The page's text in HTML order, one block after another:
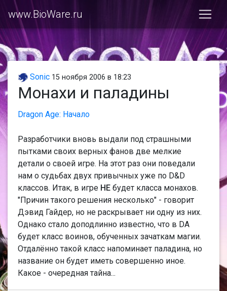
www.BioWare.ru
Sonic 15 ноября 2006 в 18:23
Монахи и паладины
Dragon Age: Начало
Разработчики вновь выдали под страшными
пытками своих верных фанов две мелкие
детали о своей игре. На этот раз они поведали
нам о судьбах двух привычных уже по D&D
классов. Итак, в игре НЕ будет класса монахов.
"Причин такого решения несколько" - говорит
Дэвид Гайдер, но не раскрывает ни одну из них.
Однако стало доподлинно известно, что в DA
будет класс воинов, обученных зачаткам магии.
Отдалённо такой класс напоминает паладина, но
название он будет иметь совершенно иное.
Какое - очередная тайна...